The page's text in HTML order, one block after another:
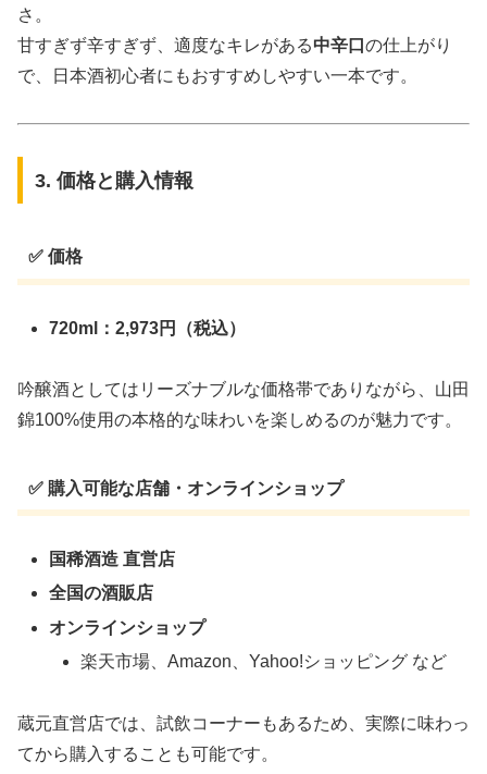
さ。
甘すぎず辛すぎず、適度なキレがある中辛口 の仕上がり
で、日本酒初心者にもおすすめしやすい一本です。
3. 価格と購入情報
✅ 価格
720ml：2,973円（税込）
吟醸酒としてはリーズナブルな価格帯でありながら、山田
錦100%使用の本格的な味わいを楽しめるのが魅力です。
✅ 購入可能な店舗・オンラインショップ
国稀酒造 直営店
全国の酒販店
オンラインショップ
楽天市場、Amazon、Yahoo!ショッピング など
蔵元直営店では、試飲コーナーもあるため、実際に味わっ
てから購入することも可能です。